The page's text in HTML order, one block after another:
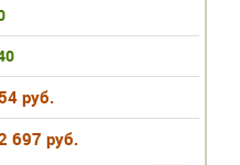
руб.
697 руб.